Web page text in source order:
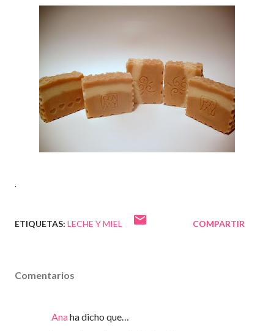
.
ETIQUETAS: LECHE Y MIEL COMPARTIR
Comentarios
Anaha dicho que…